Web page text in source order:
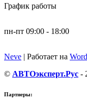
График работы
пн-пт 09:00 - 18:00
Neve | Работает на
© АВТОэксперт.Рус -
Партнеры: